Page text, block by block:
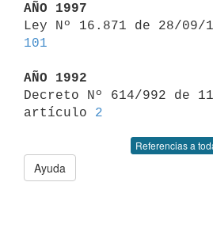
AÑO 1997
101
AÑO 1992
Decreto Nº 614/992 de
artículo 2
Referencias a
Ayuda